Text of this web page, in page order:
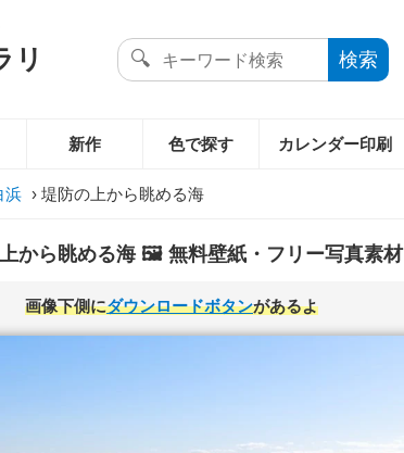
リ
新作 色で探す カレンダー印刷
浜 › 堤防の上から眺める海
から眺める海 🖼️ 無料壁紙・フリー写真素材
画像下側にダウンロードボタンがあるよ